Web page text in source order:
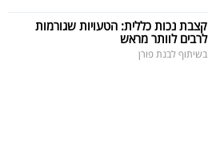
קצבת נכות כללית: הטעויות שגורמות
לרבים לוותר מראש
בשיתוף לבנת פורן